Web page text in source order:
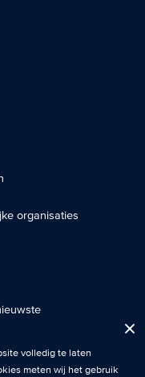
organisaties
werken.
volledig te laten
meten wij het gebruik